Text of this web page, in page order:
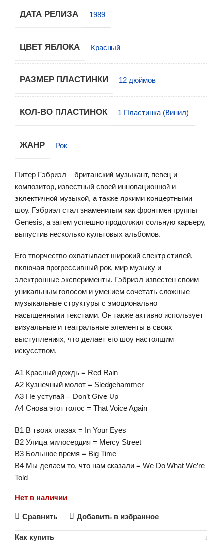
ДАТА РЕЛИЗА 1989
ЦВЕТ ЯБЛОКА Красный
РАЗМЕР ПЛАСТИНКИ 12 дюймов
КОЛ-ВО ПЛАСТИНОК 1 Пластинка (Винил)
ЖАНР Рок
Питер Гэбриэл – британский музыкант, певец и
композитор, известный своей инновационной и
эклектичной музыкой, а также яркими концертными
шоу. Гэбриэл стал знаменитым как фронтмен группы
Genesis, а затем успешно продолжил сольную карьеру,
выпустив несколько культовых альбомов.
Его творчество охватывает широкий спектр стилей,
включая прогрессивный рок, мир музыку и
электронные эксперименты. Гэбриэл известен своим
уникальным голосом и умением сочетать сложные
музыкальные структуры с эмоционально
насыщенными текстами. Он также активно использует
визуальные и театральные элементы в своих
выступлениях, что делает его шоу настоящим
искусством.
A1 Красный дождь = Red Rain
A2 Кузнечный молот = Sledgehammer
A3 Не уступай = Don’t Give Up
A4 Снова этот голос = That Voice Again
B1 В твоих глазах = In Your Eyes
B2 Улица милосердия = Mercy Street
B3 Большое время = Big Time
B4 Мы делаем то, что нам сказали = We Do What We’re
Told
Нет в наличии
Сравнить Добавить в избранное
Как купить